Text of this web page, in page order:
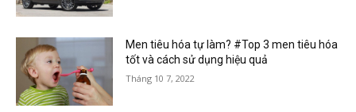
Men tiêu hóa tự làm? #Top 3 men tiêu hóa
tốt và cách sử dụng hiệu quả
Tháng 10 7, 2022